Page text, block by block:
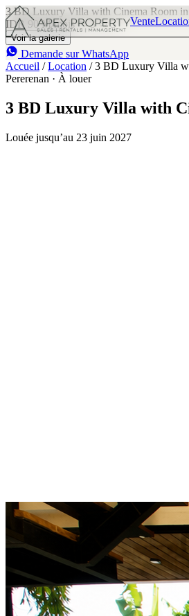
Vente
3 BD Luxury Villa with Cinema Room in
IDR 90 M/mois 3 3
Voir la galerie
Demande sur WhatsApp
Accueil / Location / 3 BD Luxury Villa
Pererenan · À louer
3 BD Luxury Villa with
Louée jusqu’au 23 juin 2027